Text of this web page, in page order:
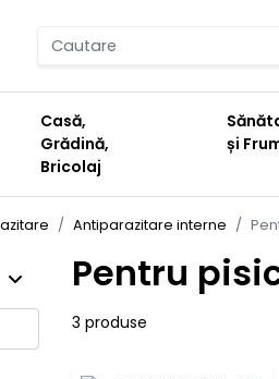
Casă,
Grădină,
Bricolaj
și
Antiparazitare interne
Pentru
3 produse